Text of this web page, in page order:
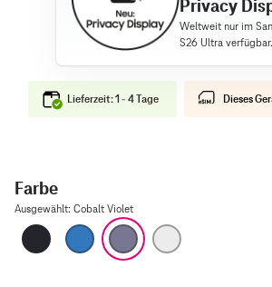
Privacy
Lieferzeit: 1 - 4 Tage Dieses
Farbe
Ausgewählt: Cobalt Violet
Black Sky Blue Cobalt Violet